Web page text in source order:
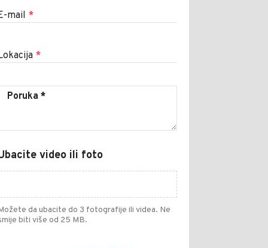
mail *
*
video ili foto
da ubacite do 3 fotografije ili videa. Ne
biti više od 25 MB.